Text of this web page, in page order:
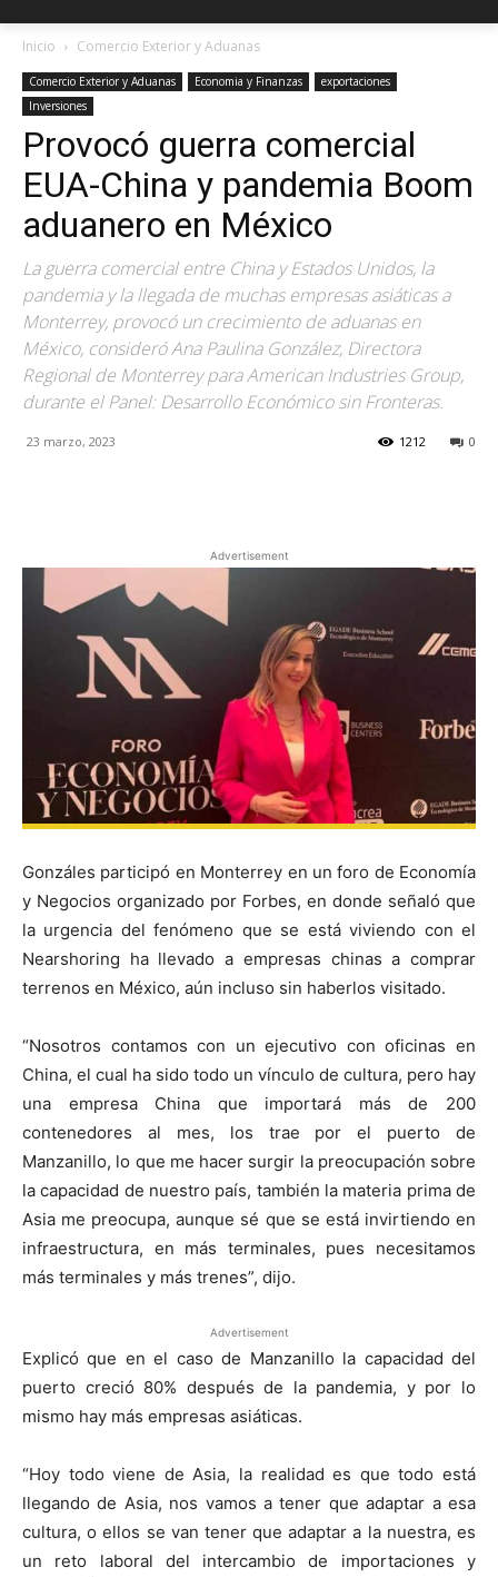
Inicio Comercio Exterior y Aduanas
Comercio Exterior y Aduanas Economia y Finanzas
exportaciones
Inversiones
Provocó guerra comercial
EUA-China y pandemia Boom
aduanero en México
La guerra comercial entre China y Estados Unidos, la
pandemia y la llegada de muchas empresas asiáticas a
Monterrey, provocó un crecimiento de aduanas en
México, consideró Ana Paulina González, Directora
Regional de Monterrey para American Industries Group,
durante el Panel: Desarrollo Económico sin Fronteras.
23 marzo, 2023 0
1212
Advertisement
Gonzáles participó en Monterrey en un foro de Economía
y Negocios organizado por Forbes, en donde señaló que
la urgencia del fenómeno que se está viviendo con el
Nearshoring ha llevado a empresas chinas a comprar
terrenos en México, aún incluso sin haberlos visitado.
“Nosotros contamos con un ejecutivo con oficinas en
China, el cual ha sido todo un vínculo de cultura, pero hay
una empresa China que importará más de 200
contenedores al mes, los trae por el puerto de
Manzanillo, lo que me hacer surgir la preocupación sobre
la capacidad de nuestro país, también la materia prima de
Asia me preocupa, aunque sé que se está invirtiendo en
infraestructura, en más terminales, pues necesitamos
más terminales y más trenes”, dijo.
Advertisement
Explicó que en el caso de Manzanillo la capacidad del
puerto creció 80% después de la pandemia, y por lo
mismo hay más empresas asiáticas.
“Hoy todo viene de Asia, la realidad es que todo está
llegando de Asia, nos vamos a tener que adaptar a esa
cultura, o ellos se van tener que adaptar a la nuestra, es
un reto laboral del intercambio de importaciones y